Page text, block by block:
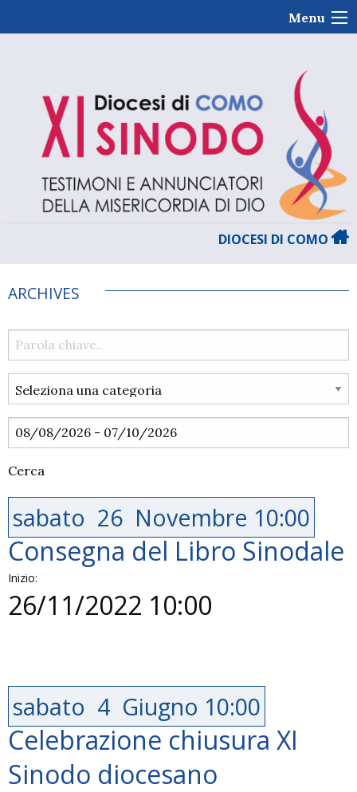
Menu
DIOCESI DI COMO
ARCHIVES
Cerca
sabato 26 Novembre 10:00
Consegna del Libro Sinodale
Inizio:
26/11/2022 10:00
sabato 4 Giugno 10:00
Celebrazione chiusura XI
Sinodo diocesano